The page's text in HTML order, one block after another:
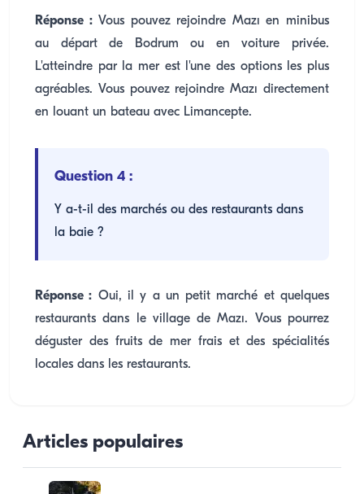
Réponse :Vous pouvez rejoindre Mazı en minibus
au départ de Bodrum ou en voiture privée.
L'atteindre par la mer est l'une des options les plus
agréables. Vous pouvez rejoindre Mazı directement
en louant un bateau avec Limancepte.
Question 4 :
Y a-t-il des marchés ou des restaurants dans
la baie ?
Réponse : Oui, il y a un petit marché et quelques
restaurants dans le village de Mazı. Vous pourrez
déguster des fruits de mer frais et des spécialités
locales dans les restaurants.
Articles populaires